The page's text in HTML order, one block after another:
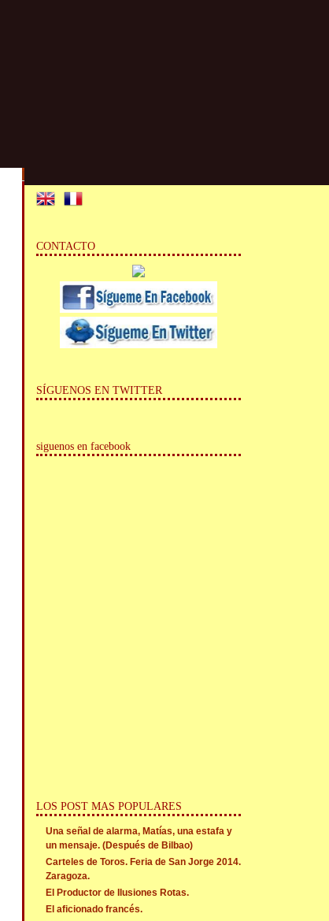
CONTACTO
SÍGUENOS EN TWITTER
siguenos en facebook
LOS POST MAS POPULARES
Una señal de alarma, Matías, una estafa y
un mensaje. (Después de Bilbao)
Carteles de Toros. Feria de San Jorge 2014.
Zaragoza.
El Productor de Ilusiones Rotas.
El aficionado francés.